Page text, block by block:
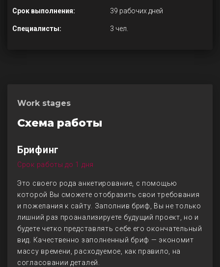
Срок выполнения: 39 рабочих дней
Специалисты: 3 чел.
Work stages
Схема работы
Брифинг
Срок работы до 1 дня
Это своего рода анкетирование, с помощью
которой Вы сможете отобразить свои требования
и пожелания к сайту. Заполнив бриф, Вы не только
лишний раз проанализируете будущий проект, но и
будете четко представлять себе его окончательный
вид. Качественно заполненный бриф — экономит
массу времени, расходуемое, как правило, на
согласовании деталей.